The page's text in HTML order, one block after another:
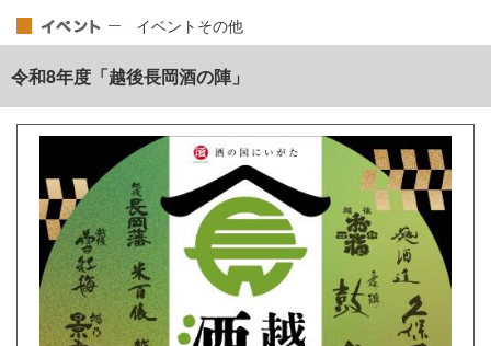
イベントその他
令和8年度「越後長岡酒の陣」